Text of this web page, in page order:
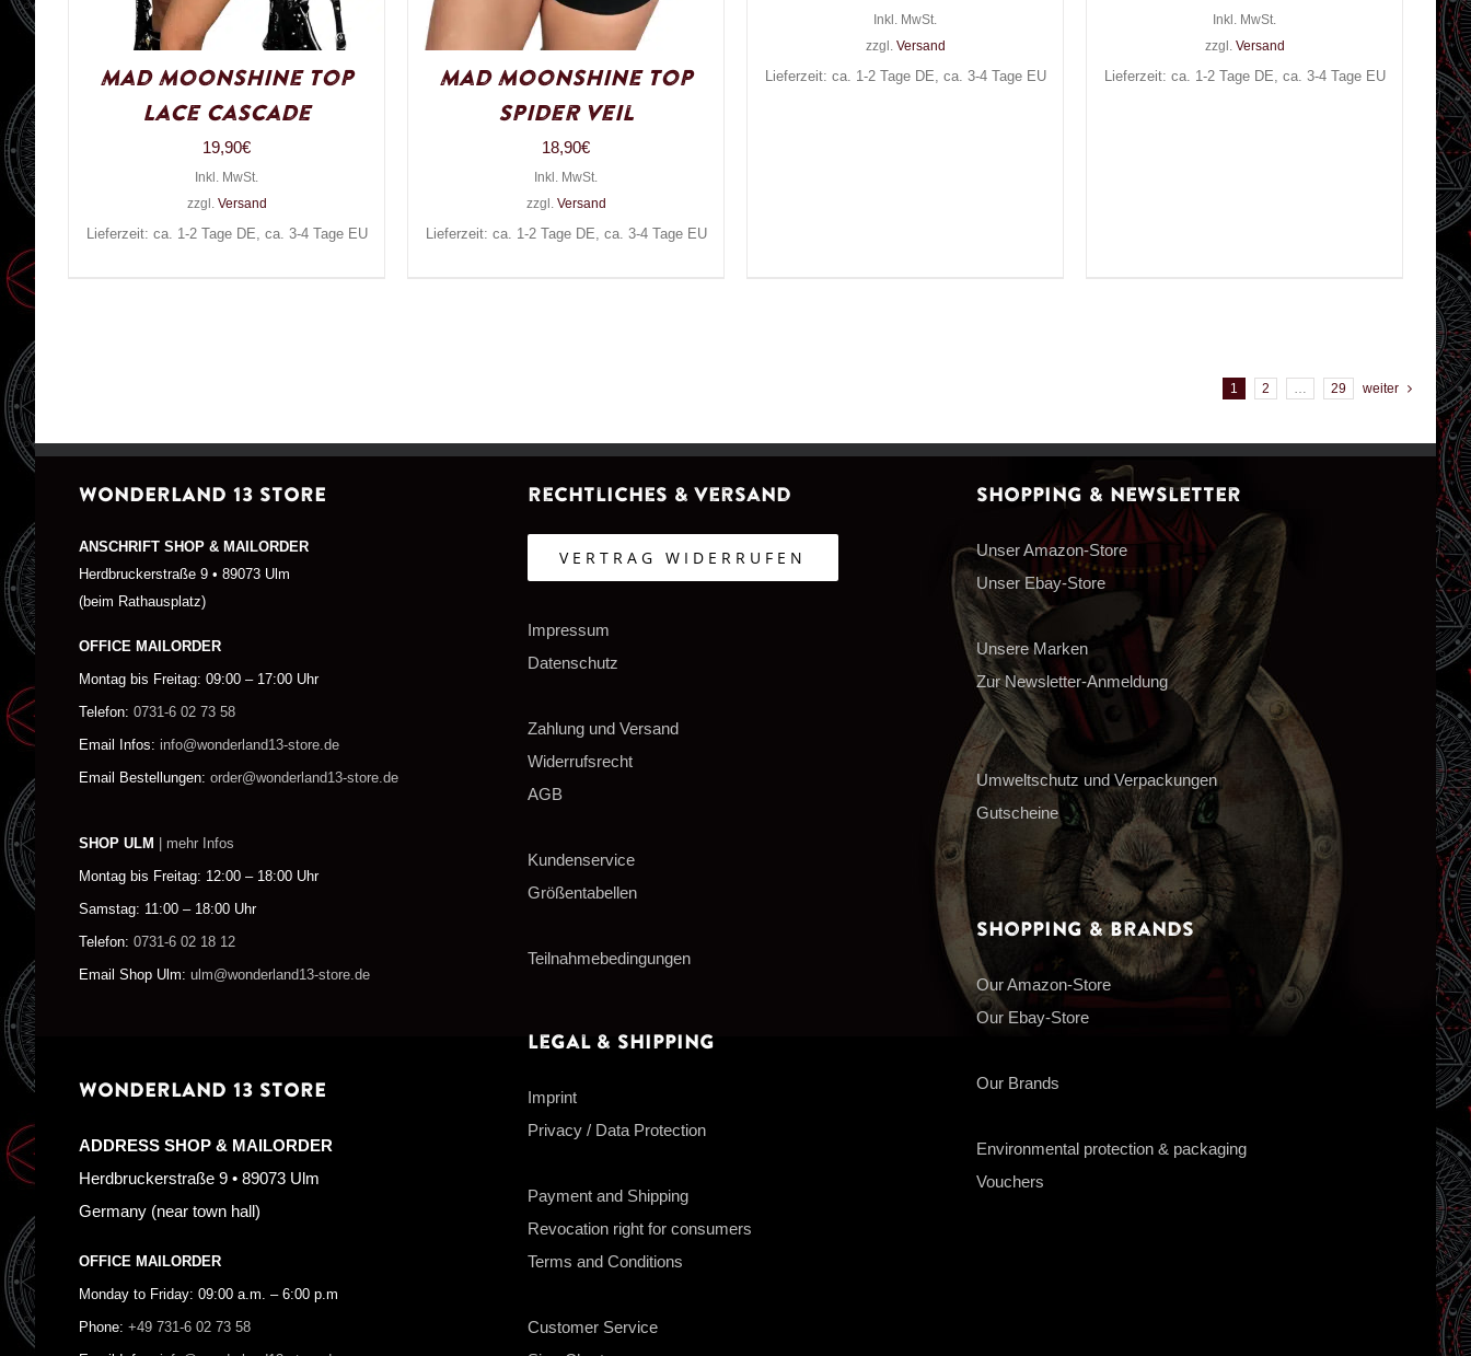
Mad Moonshine Top
Lace Cascade
19,90€
Inkl. MwSt.
zzgl. Versand
Lieferzeit: ca. 1-2 Tage DE, ca. 3-4 Tage EU
Mad Moonshine Top
Spider Veil
18,90€
Inkl. MwSt.
zzgl. Versand
Lieferzeit: ca. 1-2 Tage DE, ca. 3-4 Tage EU
Inkl. MwSt.
zzgl. Versand
Lieferzeit: ca. 1-2 Tage DE, ca. 3-4 Tage EU
Inkl. MwSt.
zzgl. Versand
Lieferzeit: ca. 1-2 Tage DE, ca. 3-4 Tage EU
1 2 … 29 weiter
WONDERLAND 13 STORE
ANSCHRIFT SHOP & MAILORDER
Herdbruckerstraße 9 • 89073 Ulm
(beim Rathausplatz)
OFFICE MAILORDER
Montag bis Freitag: 09:00 – 17:00 Uhr
Telefon: 0731-6 02 73 58
Email Infos: info@wonderland13-store.de
Email Bestellungen: order@wonderland13-store.de
SHOP ULM | mehr Infos
Montag bis Freitag: 12:00 – 18:00 Uhr
Samstag: 11:00 – 18:00 Uhr
Telefon: 0731-6 02 18 12
Email Shop Ulm: ulm@wonderland13-store.de
WONDERLAND 13 STORE
ADDRESS SHOP & MAILORDER
Herdbruckerstraße 9 • 89073 Ulm
Germany (near town hall)
OFFICE MAILORDER
Monday to Friday: 09:00 a.m. – 6:00 p.m
Phone: +49 731-6 02 73 58
Rechtliches & Versand
VERTRAG WIDERRUFEN
Impressum
Datenschutz
Zahlung und Versand
Widerrufsrecht
AGB
Kundenservice
Größentabellen
Teilnahmebedingungen
Legal & Shipping
Imprint
Privacy / Data Protection
Payment and Shipping
Revocation right for consumers
Terms and Conditions
Customer Service
Shopping & Newsletter
Unser Amazon-Store
Unser Ebay-Store
Unsere Marken
Zur Newsletter-Anmeldung
Umweltschutz und Verpackungen
Gutscheine
Shopping & Brands
Our Amazon-Store
Our Ebay-Store
Our Brands
Environmental protection & packaging
Vouchers